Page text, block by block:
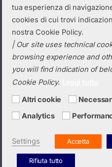
Seleziona una categoria
Hai bisogno di
+39
tua esperienza di
cookies di cui trovi
nostra Cookie Policy.
| Our site uses technical
browsing experience and
you will find indication of
Cookie Policy.
Altri cookie
Analytics
Settings Accetta
Rifiuta tutto